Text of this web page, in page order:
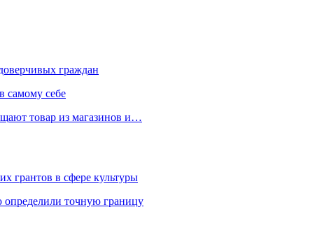
граждан
самому себе
товар из магазинов и…
грантов в сфере культуры
точную границу